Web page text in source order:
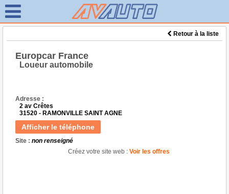
Retour à la liste
Europcar France
Loueur automobile
Adresse :
2 av Crêtes
31520 - RAMONVILLE SAINT AGNE
Afficher le téléphone
Site : non renseigné
Créez votre site web : Voir les offres